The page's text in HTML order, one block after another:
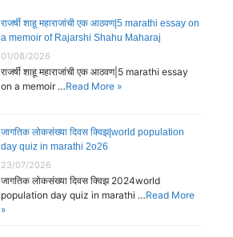
राजर्षी शाहू महाराजांची एक आठवण|5 marathi essay on
a memoir of Rajarshi Shahu Maharaj
01/08/2026
राजर्षी शाहू महाराजांची एक आठवण|5 marathi essay
on a memoir …Read More »
जागतिक लोकसंख्या दिवस क्विझ|world population
day quiz in marathi 2o26
23/07/2026
जागतिक लोकसंख्या दिवस क्विझ 2024world
population day quiz in marathi …Read More
»